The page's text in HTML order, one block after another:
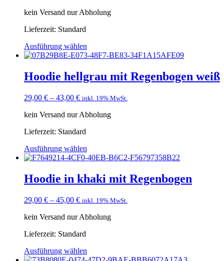
kein Versand nur Abholung
Lieferzeit: Standard
Ausführung wählen
Hoodie hellgrau mit Regenbogen weiß
29,00 € – 43,00 € inkl. 19% MwSt.
kein Versand nur Abholung
Lieferzeit: Standard
Ausführung wählen
Hoodie in khaki mit Regenbogen
29,00 € – 45,00 € inkl. 19% MwSt.
kein Versand nur Abholung
Lieferzeit: Standard
Ausführung wählen